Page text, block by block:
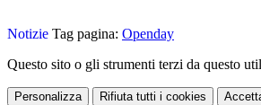
Notizie Tag pagina: Openday
Questo sito o gli strumenti terzi da questo
Personalizza Rifiuta tutti i cookies